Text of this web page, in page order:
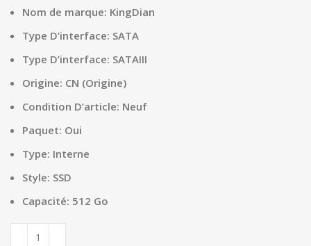
Nom de marque: KingDian
Type D’interface: SATA
Type D’interface: SATAIII
Origine: CN (Origine)
Condition D’article: Neuf
Paquet: Oui
Type: Interne
Style: SSD
Capacité: 512 Go